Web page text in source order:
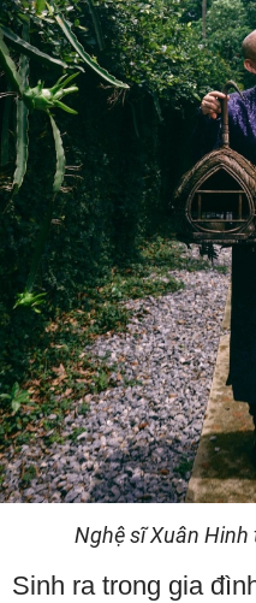
Nghệ sĩ Xuân
Sinh ra trong gia